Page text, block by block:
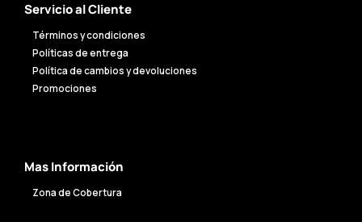
Servicio al Cliente
Términos y condiciones
Políticas de entrega
Política de cambios y devoluciones
Promociones
Mas Información
Zona de Cobertura